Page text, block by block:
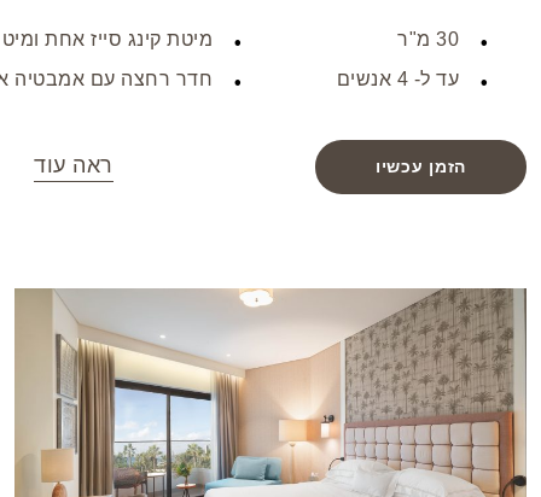
30 מ"ר
עד ל- 4 אנשים
מיטת קינג סייז אחת
חדר רחצה עם אמבטיה
הזמן עכשיו ראה עוד